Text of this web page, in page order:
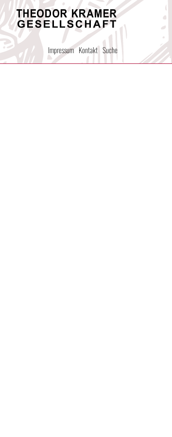
Theodor
Kramer
Gesellschaft
Impressum Kontakt Suche